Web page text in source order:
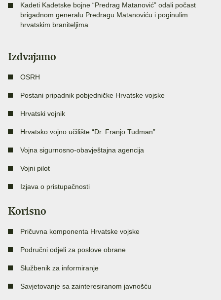
Kadeti Kadetske bojne “Predrag Matanović” odali počast
brigadnom generalu Predragu Matanoviću i poginulim
hrvatskim braniteljima
Izdvajamo
OSRH
Postani pripadnik pobjedničke Hrvatske vojske
Hrvatski vojnik
Hrvatsko vojno učilište “Dr. Franjo Tuđman”
Vojna sigurnosno-obavještajna agencija
Vojni pilot
Izjava o pristupačnosti
Korisno
Pričuvna komponenta Hrvatske vojske
Područni odjeli za poslove obrane
Službenik za informiranje
Savjetovanje sa zainteresiranom javnošću